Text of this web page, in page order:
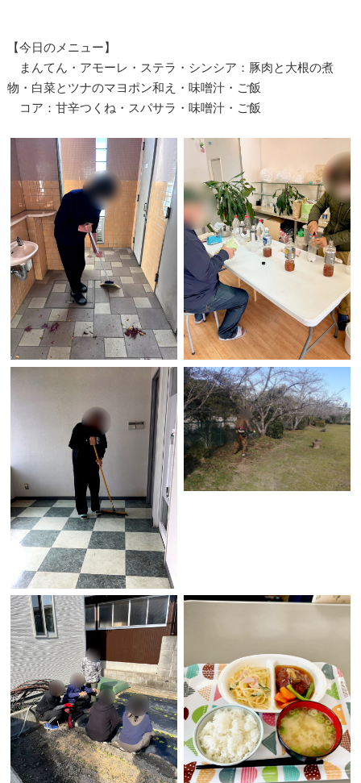
【今日のメニュー】
まんてん・アモーレ・ステラ・シンシア：豚肉と大根の煮
物・白菜とツナのマヨポン和え・味噌汁・ご飯
コア：甘辛つくね・スパサラ・味噌汁・ご飯